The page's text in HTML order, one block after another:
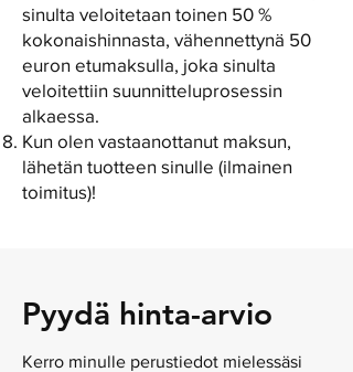
sinulta veloitetaan toinen 50 %
kokonaishinnasta, vähennettynä 50
euron etumaksulla, joka sinulta
veloitettiin suunnitteluprosessin
alkaessa.
Kun olen vastaanottanut maksun,
lähetän tuotteen sinulle (ilmainen
toimitus)!
Pyydä hinta-arvio
Kerro minulle perustiedot mielessäsi